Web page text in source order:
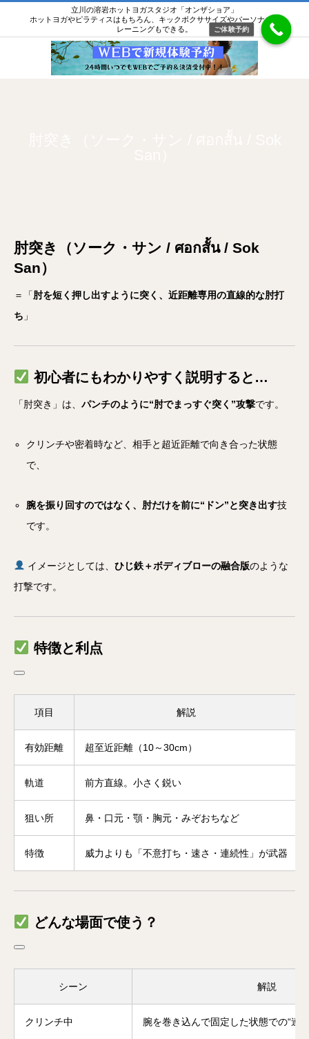
立川の溶岩ホットヨガスタジオ「オンザショア」
ホットヨガやピラティスはもちろん、キックボクササイズやパーソナルト
レーニングもできる。
肘突き（ソーク・サン / ศอกสั้น / Sok
San）
＝「肘を短く押し出すように突く、近距離専用の直線的な肘打
ち 」
初心者にもわかりやすく説明すると…
「肘突き」は、 パンチのように“肘でまっすぐ突く”攻撃です。
クリンチや密着時など、相手と超近距離で向き合った状態
で、
腕を振り回すのではなく、肘だけを前に“ドン”と突き出す技
です。
イメージとしては、 ひじ鉄＋ボディブローの融合版のような
打撃です。
特徴と利点
項目 解説
有効距離 超至近距離（10～30cm）
軌道 前方直線。小さく鋭い
狙い所 鼻・口元・顎・胸元・みぞおちなど
特徴 威力よりも「不意打ち・速さ・連続性」が武器
どんな場面で使う？
シーン 解説
クリンチ中 腕を巻き込んで固定した状態での“連
ご体験予約